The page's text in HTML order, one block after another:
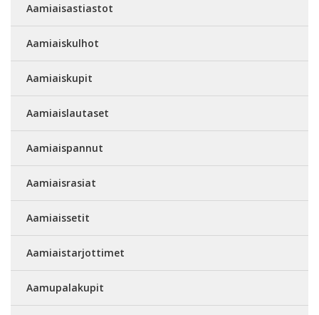
Aamiaisastiastot
Aamiaiskulhot
Aamiaiskupit
Aamiaislautaset
Aamiaispannut
Aamiaisrasiat
Aamiaissetit
Aamiaistarjottimet
Aamupalakupit